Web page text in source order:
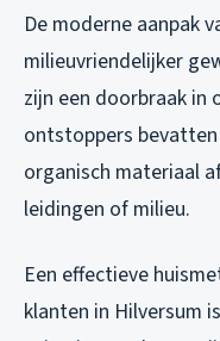
De moderne aanpak
milieuvriendelijker
zijn een doorbraak in
ontstoppers
organisch materiaal
leidingen of milieu.
Een effectieve
klanten in Hilversum